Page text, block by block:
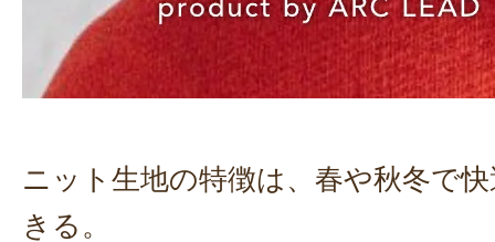
ニット生地の特徴は、春や秋冬で
きる。